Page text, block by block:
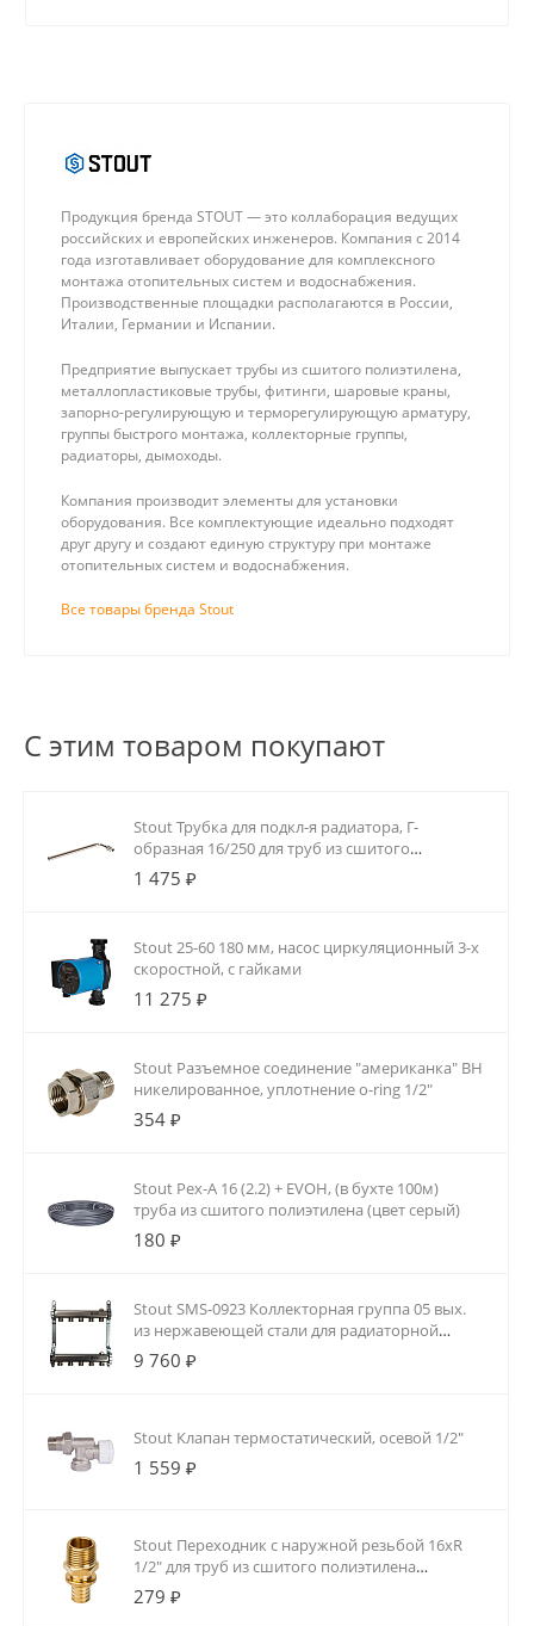
Продукция бренда STOUT — это коллаборация ведущих
российских и европейских инженеров. Компания с 2014
года изготавливает оборудование для комплексного
монтажа отопительных систем и водоснабжения.
Производственные площадки располагаются в России,
Италии, Германии и Испании.
Предприятие выпускает трубы из сшитого полиэтилена,
металлопластиковые трубы, фитинги, шаровые краны,
запорно-регулирующую и терморегулирующую арматуру,
группы быстрого монтажа, коллекторные группы,
радиаторы, дымоходы.
Компания производит элементы для установки
оборудования. Все комплектующие идеально подходят
друг другу и создают единую структуру при монтаже
отопительных систем и водоснабжения.
Все товары бренда Stout
С этим товаром покупают
Stout Трубка для подкл-я радиатора, Г-
образная 16/250 для труб из сшитого
полиэтилена аксиальный
1 475 ₽
Stout 25-60 180 мм, насос циркуляционный 3-х
скоростной, с гайками
11 275 ₽
Stout Разъемное соединение "американка" ВН
никелированное, уплотнение o-ring 1/2"
354 ₽
Stout Pex-A 16 (2.2) + EVOH, (в бухте 100м)
труба из сшитого полиэтилена (цвет серый)
180 ₽
Stout SMS-0923 Коллекторная группа 05 вых.
из нержавеющей стали для радиаторной
разводки
9 760 ₽
Stout Клапан термостатический, осевой 1/2"
1 559 ₽
Stout Переходник с наружной резьбой 16xR
1/2" для труб из сшитого полиэтилена
аксиальный
279 ₽